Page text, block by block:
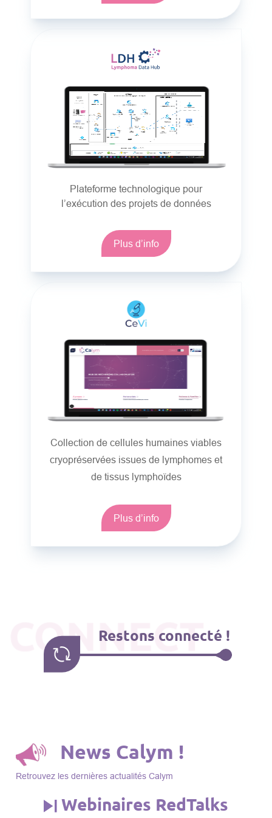
Plateforme technologique pour
l’exécution des projets de données
Plus d’info
Collection de cellules humaines viables
cryopréservées issues de lymphomes et
de tissus lymphoïdes
Plus d’info
CONNECT
Restons connecté !
News Calym !
Retrouvez les dernières actualités Calym
Webinaires RedTalks